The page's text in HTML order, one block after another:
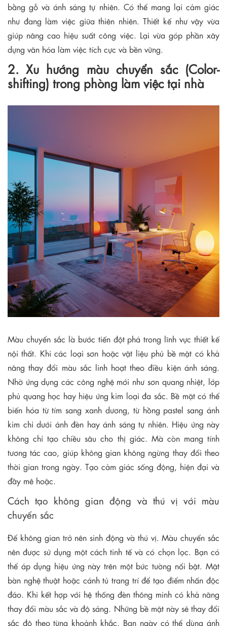
bằng gỗ và ánh sáng tự nhiên. Có thể mang lại cảm giác
như đang làm việc giữa thiên nhiên. Thiết kế như vậy vừa
giúp nâng cao hiệu suất công việc. Lại vừa góp phần xây
dựng văn hóa làm việc tích cực và bền vững.
2. Xu hướng màu chuyển sắc (Color-
shifting) trong phòng làm việc tại nhà
Màu chuyển sắc là bước tiến đột phá trong lĩnh vực thiết kế
nội thất. Khi các loại sơn hoặc vật liệu phủ bề mặt có khả
năng thay đổi màu sắc linh hoạt theo điều kiện ánh sáng.
Nhờ ứng dụng các công nghệ mới như sơn quang nhiệt, lớp
phủ quang học hay hiệu ứng kim loại đa sắc. Bề mặt có thể
biến hóa từ tím sang xanh dương, từ hồng pastel sang ánh
kim chỉ dưới ánh đèn hay ánh sáng tự nhiên. Hiệu ứng này
không chỉ tạo chiều sâu cho thị giác. Mà còn mang tính
tương tác cao, giúp không gian không ngừng thay đổi theo
thời gian trong ngày. Tạo cảm giác sống động, hiện đại và
đầy mê hoặc.
Cách tạo không gian động và thú vị với màu
chuyển sắc
Để không gian trở nên sinh động và thú vị. Màu chuyển sắc
nên được sử dụng một cách tinh tế và có chọn lọc. Bạn có
thể áp dụng hiệu ứng này trên một bức tường nổi bật. Mặt
bàn nghệ thuật hoặc cánh tủ trang trí để tạo điểm nhấn độc
đáo. Khi kết hợp với hệ thống đèn thông minh có khả năng
thay đổi màu sắc và độ sáng. Những bề mặt này sẽ thay đổi
sắc độ theo từng khoảnh khắc. Ban ngày có thể dùng ánh